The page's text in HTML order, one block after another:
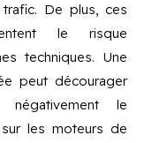
De plus, ces
le risque
techniques. Une
peut décourager
le
les moteurs de